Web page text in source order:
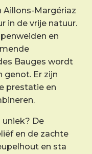
Aillons-Margériaz
in de vrije natuur.
en
Bauges wordt
genot. Er zijn
prestatie en
De
en de zachte
en sta